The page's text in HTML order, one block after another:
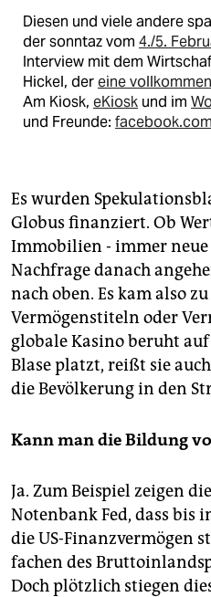
Diesen und viele andere
der sonntaz vom 4./5.
Interview mit dem
Hickel, dereine
Am Kiosk, eKiosk und im
und Freunde:
Es wurden
Globus finanziert. Ob
Immobilien - immer
Nachfrage danach
nach oben. Es kam also
Vermögenstiteln oder
globale Kasino beruht
Blase platzt, reißt sie
die Bevölkerung in den
Kann man die Bildung
Ja. Zum Beispiel zeigen
Notenbank Fed, dass bis
die US-Finanzvermögen
fachen des
Doch plötzlich stiegen